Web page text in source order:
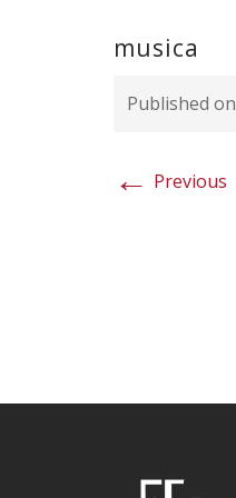
musica
Published on
← Previous